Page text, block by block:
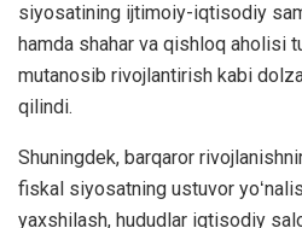
siyosatining ijtimoiy-iqtisodiy
hamda shahar va qishloq aholisi
mutanosib rivojlantirish kabi
qilindi.
Shuningdek, barqaror
fiskal siyosatning ustuvor
yaxshilash, hududlar iqtisodiy